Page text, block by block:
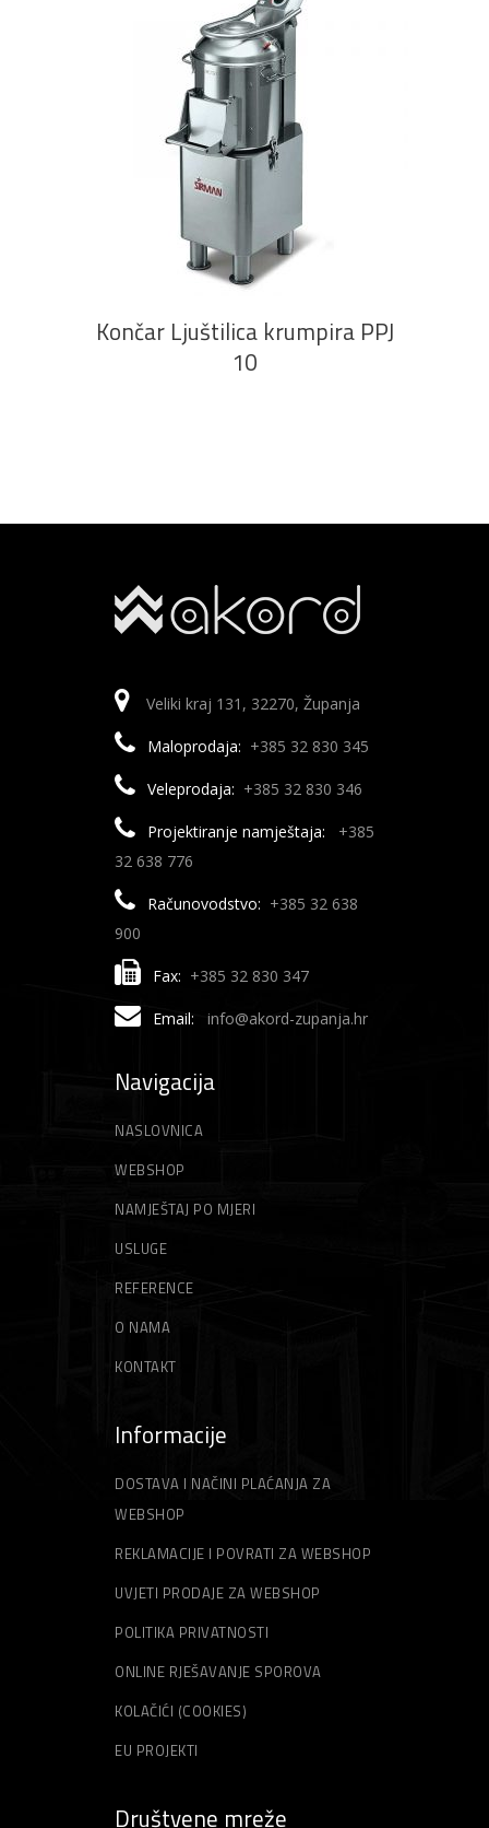
Končar Ljuštilica krumpira PPJ
10
Veliki kraj 131, 32270, Županja
Maloprodaja: +385 32 830 345
Veleprodaja: +385 32 830 346
Projektiranje namještaja:
+385
32 638 776
Računovodstvo: +385 32 638
900
Fax: +385 32 830 347
Email: info@akord-zupanja.hr
Navigacija
NASLOVNICA
WEBSHOP
NAMJEŠTAJ PO MJERI
USLUGE
REFERENCE
O NAMA
KONTAKT
Informacije
DOSTAVA I NAČINI PLAĆANJA ZA
WEBSHOP
REKLAMACIJE I POVRATI ZA WEBSHOP
UVJETI PRODAJE ZA WEBSHOP
POLITIKA PRIVATNOSTI
ONLINE RJEŠAVANJE SPOROVA
KOLAČIĆI (COOKIES)
EU PROJEKTI
Društvene mreže